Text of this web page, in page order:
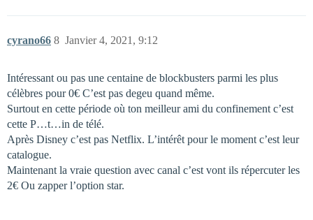
cyrano66 Janvier 4, 2021, 9:12
8
Intéressant ou pas une centaine de blockbusters parmi les plus
célèbres pour 0€ C’est pas degeu quand même.
Surtout en cette période où ton meilleur ami du confinement c’est
cette P…t…in de télé.
Après Disney c’est pas Netflix. L’intérêt pour le moment c’est leur
catalogue.
Maintenant la vraie question avec canal c’est vont ils répercuter les
2€ Ou zapper l’option star.